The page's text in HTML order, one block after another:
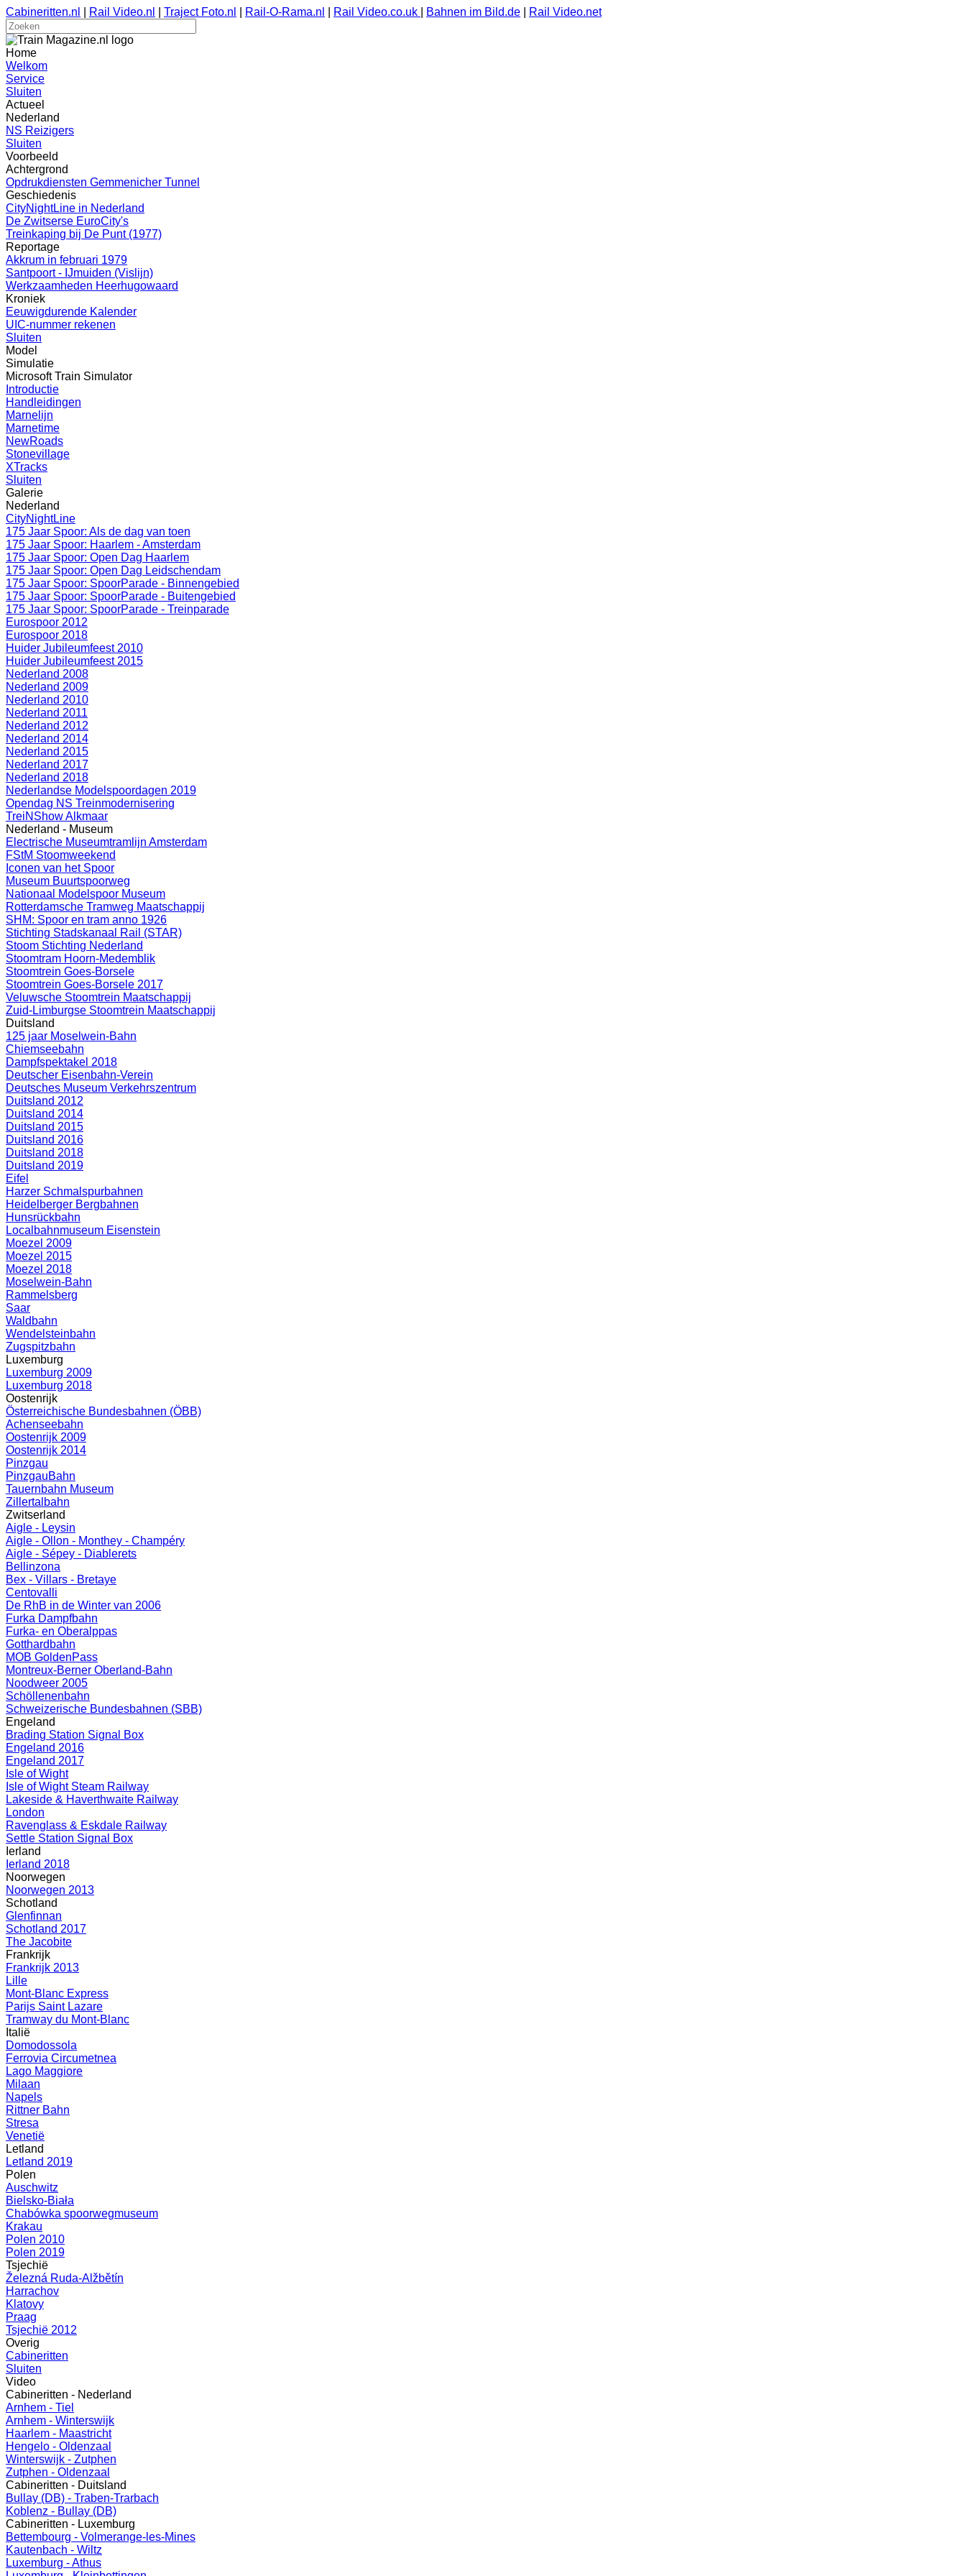
Cabineritten.nl Rail Video.nl Traject Foto.nl Rail-O-Rama.nl Rail Video.co.uk Bahnen im Bild.de Rail Video.net
Home
Welkom
Service
Sluiten
Actueel
Nederland
NS Reizigers
Sluiten
Voorbeeld
Achtergrond
Opdrukdiensten Gemmenicher Tunnel
Geschiedenis
CityNightLine in Nederland
De Zwitserse EuroCity's
Treinkaping bij De Punt (1977)
Reportage
Akkrum in februari 1979
Santpoort - IJmuiden (Vislijn)
Werkzaamheden Heerhugowaard
Kroniek
Eeuwigdurende Kalender
UIC-nummer rekenen
Sluiten
Model
Simulatie
Microsoft Train Simulator
Introductie
Handleidingen
Marnelijn
Marnetime
NewRoads
Stonevillage
XTracks
Sluiten
Galerie
Nederland
CityNightLine
175 Jaar Spoor: Als de dag van toen
175 Jaar Spoor: Haarlem - Amsterdam
175 Jaar Spoor: Open Dag Haarlem
175 Jaar Spoor: Open Dag Leidschendam
175 Jaar Spoor: SpoorParade - Binnengebied
175 Jaar Spoor: SpoorParade - Buitengebied
175 Jaar Spoor: SpoorParade - Treinparade
Eurospoor 2012
Eurospoor 2018
Huider Jubileumfeest 2010
Huider Jubileumfeest 2015
Nederland 2008
Nederland 2009
Nederland 2010
Nederland 2011
Nederland 2012
Nederland 2014
Nederland 2015
Nederland 2017
Nederland 2018
Nederlandse Modelspoordagen 2019
Opendag NS Treinmodernisering
TreiNShow Alkmaar
Nederland - Museum
Electrische Museumtramlijn Amsterdam
FStM Stoomweekend
Iconen van het Spoor
Museum Buurtspoorweg
Nationaal Modelspoor Museum
Rotterdamsche Tramweg Maatschappij
SHM: Spoor en tram anno 1926
Stichting Stadskanaal Rail (STAR)
Stoom Stichting Nederland
Stoomtram Hoorn-Medemblik
Stoomtrein Goes-Borsele
Stoomtrein Goes-Borsele 2017
Veluwsche Stoomtrein Maatschappij
Zuid-Limburgse Stoomtrein Maatschappij
Duitsland
125 jaar Moselwein-Bahn
Chiemseebahn
Dampfspektakel 2018
Deutscher Eisenbahn-Verein
Deutsches Museum Verkehrszentrum
Duitsland 2012
Duitsland 2014
Duitsland 2015
Duitsland 2016
Duitsland 2018
Duitsland 2019
Eifel
Harzer Schmalspurbahnen
Heidelberger Bergbahnen
Hunsrückbahn
Localbahnmuseum Eisenstein
Moezel 2009
Moezel 2015
Moezel 2018
Moselwein-Bahn
Rammelsberg
Saar
Waldbahn
Wendelsteinbahn
Zugspitzbahn
Luxemburg
Luxemburg 2009
Luxemburg 2018
Oostenrijk
Österreichische Bundesbahnen (ÖBB)
Achenseebahn
Oostenrijk 2009
Oostenrijk 2014
Pinzgau
PinzgauBahn
Tauernbahn Museum
Zillertalbahn
Zwitserland
Aigle - Leysin
Aigle - Ollon - Monthey - Champéry
Aigle - Sépey - Diablerets
Bellinzona
Bex - Villars - Bretaye
Centovalli
De RhB in de Winter van 2006
Furka Dampfbahn
Furka- en Oberalppas
Gotthardbahn
MOB GoldenPass
Montreux-Berner Oberland-Bahn
Noodweer 2005
Schöllenenbahn
Schweizerische Bundesbahnen (SBB)
Engeland
Brading Station Signal Box
Engeland 2016
Engeland 2017
Isle of Wight
Isle of Wight Steam Railway
Lakeside & Haverthwaite Railway
London
Ravenglass & Eskdale Railway
Settle Station Signal Box
Ierland
Ierland 2018
Noorwegen
Noorwegen 2013
Schotland
Glenfinnan
Schotland 2017
The Jacobite
Frankrijk
Frankrijk 2013
Lille
Mont-Blanc Express
Parijs Saint Lazare
Tramway du Mont-Blanc
Italië
Domodossola
Ferrovia Circumetnea
Lago Maggiore
Milaan
Napels
Rittner Bahn
Stresa
Venetië
Letland
Letland 2019
Polen
Auschwitz
Bielsko-Biała
Chabówka spoorwegmuseum
Krakau
Polen 2010
Polen 2019
Tsjechië
Železná Ruda-Alžbětín
Harrachov
Klatovy
Praag
Tsjechië 2012
Overig
Cabineritten
Sluiten
Video
Cabineritten - Nederland
Arnhem - Tiel
Arnhem - Winterswijk
Haarlem - Maastricht
Hengelo - Oldenzaal
Winterswijk - Zutphen
Zutphen - Oldenzaal
Cabineritten - Duitsland
Bullay (DB) - Traben-Trarbach
Koblenz - Bullay (DB)
Cabineritten - Luxemburg
Bettembourg - Volmerange-les-Mines
Kautenbach - Wiltz
Luxemburg - Athus